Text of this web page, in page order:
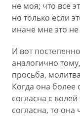
не моя; что все
но только если
иначе мне это
И вот
аналогично тому,
просьба,
Когда она более
согласна с
согласна, то